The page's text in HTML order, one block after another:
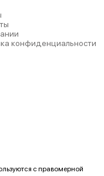
конфиденциальности
с правомерной